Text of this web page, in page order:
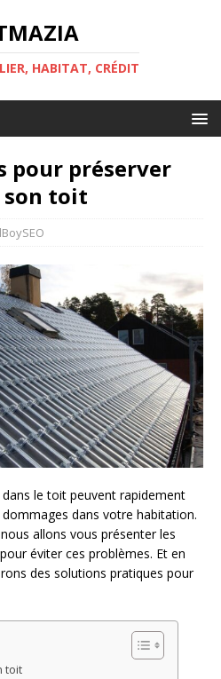
HABITAT, CRÉDIT
pour préserver
son toit
le toit peuvent rapidement
dans votre habitation.
allons vous présenter les
éviter ces problèmes. Et en
des solutions pratiques pour
toit